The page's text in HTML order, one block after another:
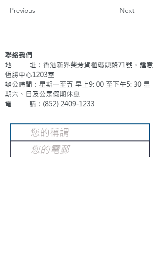
Previous Next
聯絡我們
地 址：香港新界葵芳貨櫃碼頭路71號，鍾意
恆勝中心1203室
辦公時間：星期一至五 早上9: 00 至下午5: 30 星
期六、日及公眾假期休息
電 話：(852) 2409-1233